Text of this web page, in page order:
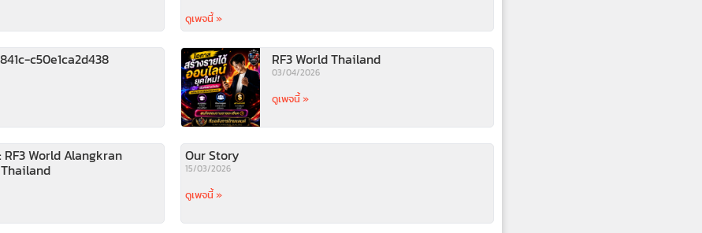
ดูเพจนี้ »
c50e1ca2d438 RF3 World Thailand
03/04/2026
ดูเพจนี้ »
World Alangkran Our Story
15/03/2026
ดูเพจนี้ »